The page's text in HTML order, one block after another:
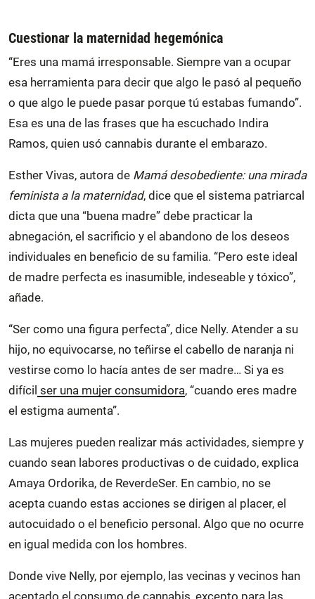
Cuestionar la maternidad hegemónica
“Eres una mamá irresponsable. Siempre van a ocupar
esa herramienta para decir que algo le pasó al pequeño
o que algo le puede pasar porque tú estabas fumando”.
Esa es una de las frases que ha escuchado Indira
Ramos, quien usó cannabis durante el embarazo.
Esther Vivas, autora de Mamá desobediente: una mirada
feminista a la maternidad, dice que el sistema patriarcal
dicta que una “buena madre” debe practicar la
abnegación, el sacrificio y el abandono de los deseos
individuales en beneficio de su familia. “Pero este ideal
de madre perfecta es inasumible, indeseable y tóxico”,
añade.
“Ser como una figura perfecta”, dice Nelly. Atender a su
hijo, no equivocarse, no teñirse el cabello de naranja ni
vestirse como lo hacía antes de ser madre… Si ya es
difícil ser una mujer consumidora, “cuando eres madre
el estigma aumenta”.
Las mujeres pueden realizar más actividades, siempre y
cuando sean labores productivas o de cuidado, explica
Amaya Ordorika, de ReverdeSer. En cambio, no se
acepta cuando estas acciones se dirigen al placer, el
autocuidado o el beneficio personal. Algo que no ocurre
en igual medida con los hombres.
Donde vive Nelly, por ejemplo, las vecinas y vecinos han